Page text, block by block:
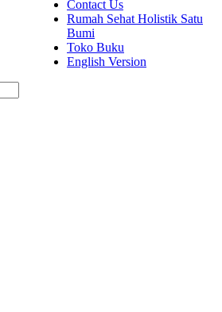
Contact Us
Rumah Sehat Holistik Satu
Bumi
Toko Buku
English Version